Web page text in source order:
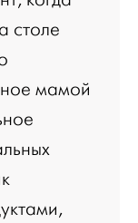
столе
мамой